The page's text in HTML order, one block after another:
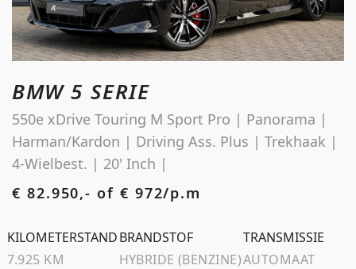
info@autokempeneers.nl
Schoolstraat 5A
4194 TG Meteren Nederland
BMW 5 SERIE
550e xDrive Touring M Sport Pro | Panorama |
Harman/Kardon | Driving Ass. Plus | Trekhaak |
4-Wielbest. | 20' Inch |
€ 82.950,- of € 972/p.m
KILOMETERSTAND
7.925 KM
BRANDSTOF
HYBRIDE (BENZINE)
TRANSMISSIE
AUTOMAAT